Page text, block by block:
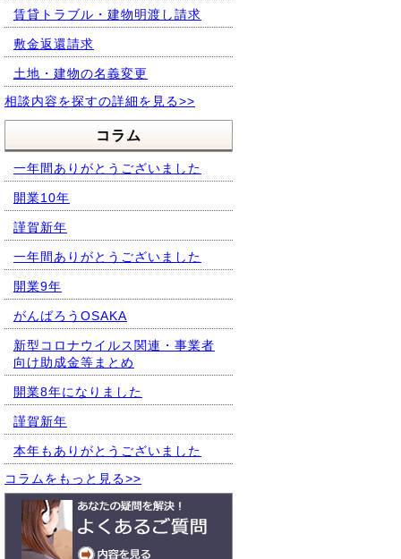
賃貸トラブル・建物明渡し請求
敷金返還請求
土地・建物の名義変更
相談内容を探すの詳細を見る>>
コラム
一年間ありがとうございました
開業10年
謹賀新年
一年間ありがとうございました
開業9年
がんばろうOSAKA
新型コロナウイルス関連・事業者
向け助成金等まとめ
開業8年になりました
謹賀新年
本年もありがとうございました
コラムをもっと見る>>